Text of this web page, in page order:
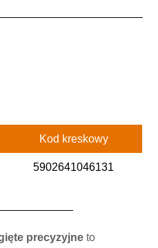
Kod kreskowy
5902641046131
precyzyjne to